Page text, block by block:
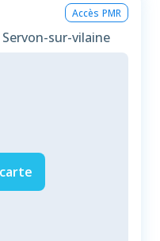
Accès PMR
Servon-sur-vilaine